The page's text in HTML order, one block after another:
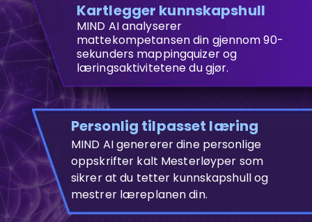
Kartlegger kunnskapshull
MIND AI analyserer
mattekompetansen din gjennom 90-
sekunders mappingquizer og
læringsaktivitetene du gjør.
Personlig tilpasset læring
MIND AI genererer dine personlige
oppskrifter kalt Mesterløyper som
sikrer at du tetter kunnskapshull og
mestrer læreplanen din.